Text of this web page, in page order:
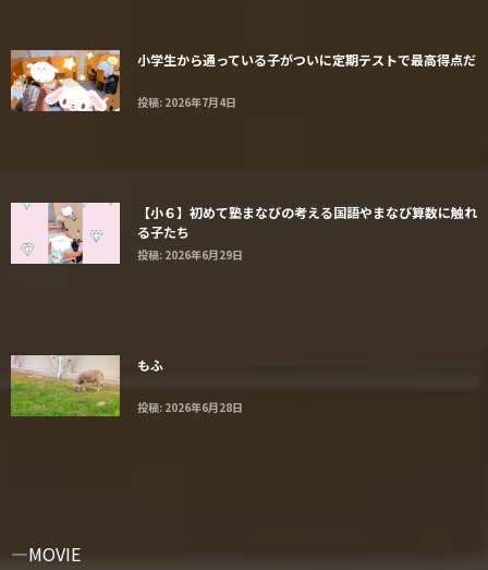
小学生から通っている子がついに定期テストで最高得点だ
投稿: 2026年7月4日
【小６】初めて塾まなびの考える国語やまなび算数に触れ
る子たち
投稿: 2026年6月29日
もふ
投稿: 2026年6月28日
MOVIE